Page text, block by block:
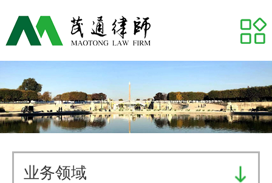
网站首页
专业领域
推荐律师
代表案例
业务领域